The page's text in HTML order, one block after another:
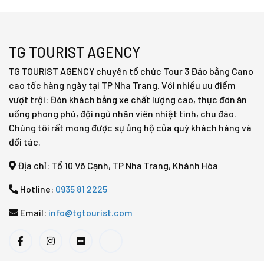
TG TOURIST AGENCY
TG TOURIST AGENCY chuyên tổ chức Tour 3 Đảo bằng Cano
cao tốc hàng ngày tại TP Nha Trang. Với nhiều ưu điểm
vượt trội: Đón khách bằng xe chất lượng cao, thực đơn ăn
uống phong phú, đội ngũ nhân viên nhiệt tình, chu đáo.
Chúng tôi rất mong được sự ủng hộ của quý khách hàng và
đối tác.
Địa chỉ: Tổ 10 Võ Cạnh, TP Nha Trang, Khánh Hòa
Hotline: 0935 81 2225
Email: info@tgtourist.com